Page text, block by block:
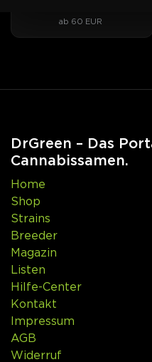
ab 60 EUR
DrGreen – Das
Cannabissamen.
Home
Shop
Strains
Breeder
Magazin
Listen
Hilfe-Center
Kontakt
Impressum
AGB
Widerruf